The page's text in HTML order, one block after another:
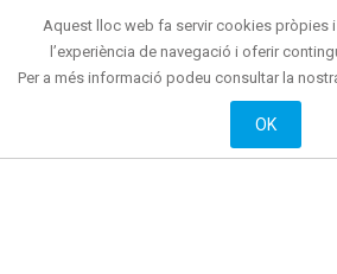
Museus i espais d'interès cultural
Front marítim
Reunions i congressos
Oci actiu i cultural
On
On
Mataró
Aquest lloc web fa servir cookies pròpies
l’experiència de navegació i oferir
Per a més informació podeu consultar la
OK